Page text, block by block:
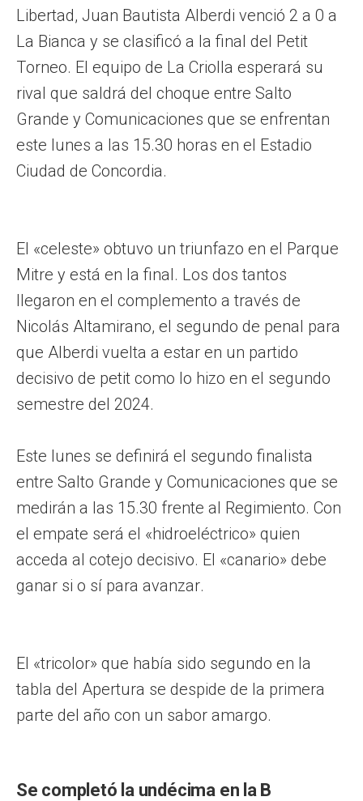
Libertad, Juan Bautista Alberdi venció 2 a 0 a
La Bianca y se clasificó a la final del Petit
Torneo. El equipo de La Criolla esperará su
rival que saldrá del choque entre Salto
Grande y Comunicaciones que se enfrentan
este lunes a las 15.30 horas en el Estadio
Ciudad de Concordia.
El «celeste» obtuvo un triunfazo en el Parque
Mitre y está en la final. Los dos tantos
llegaron en el complemento a través de
Nicolás Altamirano, el segundo de penal para
que Alberdi vuelta a estar en un partido
decisivo de petit como lo hizo en el segundo
semestre del 2024.
Este lunes se definirá el segundo finalista
entre Salto Grande y Comunicaciones que se
medirán a las 15.30 frente al Regimiento. Con
el empate será el «hidroeléctrico» quien
acceda al cotejo decisivo. El «canario» debe
ganar si o sí para avanzar.
El «tricolor» que había sido segundo en la
tabla del Apertura se despide de la primera
parte del año con un sabor amargo.
Se completó la undécima en la B